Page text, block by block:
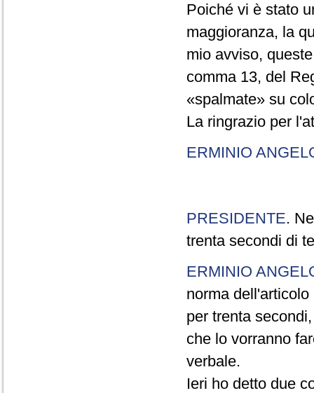
Poiché vi è stato
maggioranza, la
mio avviso,
comma 13, del
«spalmate» su
La ringrazio per
ERMINIO
PRESIDENTE.
trenta secondi di
ERMINIO
norma
per trenta
che lo vorranno
verbale.
Ieri ho detto due